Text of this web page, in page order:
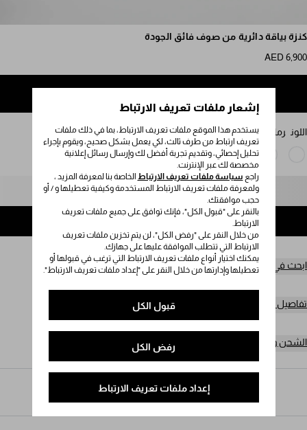
إشعار ملفات تعريف الارتباط
يستخدم هذا الموقع ملفات تعريف الارتباط، بما في ذلك ملفات
تعريف ارتباط من طرف ثالث، لكي يعمل بشكل صحيح، ويقوم بإجراء
تحليل إحصائي، وتقديم تجربة أفضل لك وإرسال رسائل إعلانية
مخصصة لك عبر الإنترنت.
راجع سياسة ملفات تعريف الارتباط الخاصة بنا لمعرفة المزيد ،
ولمعرفة ملفات تعريف الارتباط المستخدمة وكيفية تعطيلها و / أو
حجب موافقتك.
بالنقر على "قبول الكل"، فإنك توافق على جميع ملفات تعريف
الارتباط.
من خلال النقر على "رفض الكل"، لن يتم تخزين ملفات تعريف
الارتباط التي تتطلب الموافقة عليها على جهازك.
يمكنك اختيار أنواع ملفات تعريف الارتباط التي ترغب في قبولها أو
تعطيلها وإدارتها من خلال النقر على "إعداد ملفات تعريف الارتباط".
قبول الكل
رفض الكل
إعداد ملفات تعريف الارتباط
مرر للمزيد من الصور
كنزة بياقة دائرية من صوف فائق الجودة
AED 6,900
اللون رمادي فحم الأنتراسيت
يُرجى تحديد المقاس
ابحث في المتجر
تفاصيل المنتج
الشحن وعمليات الإرجاع مجاناً
Prada
/ النساء / الأزياء / الكنزات